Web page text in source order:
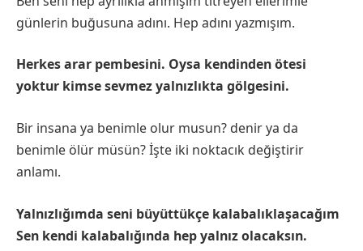
günlerin buğusuna adını. Hep adını yazmışım.
Herkes arar pembesini. Oysa kendinden ötesi
yoktur kimse sevmez yalnızlıkta gölgesini.
Bir insana ya benimle olur musun? denir ya da
benimle ölür müsün? İşte iki noktacık değiştirir
anlamı.
Yalnızlığımda seni büyüttükçe kalabalıklaşacağım
Sen kendi kalabalığında hep yalnız olacaksın.